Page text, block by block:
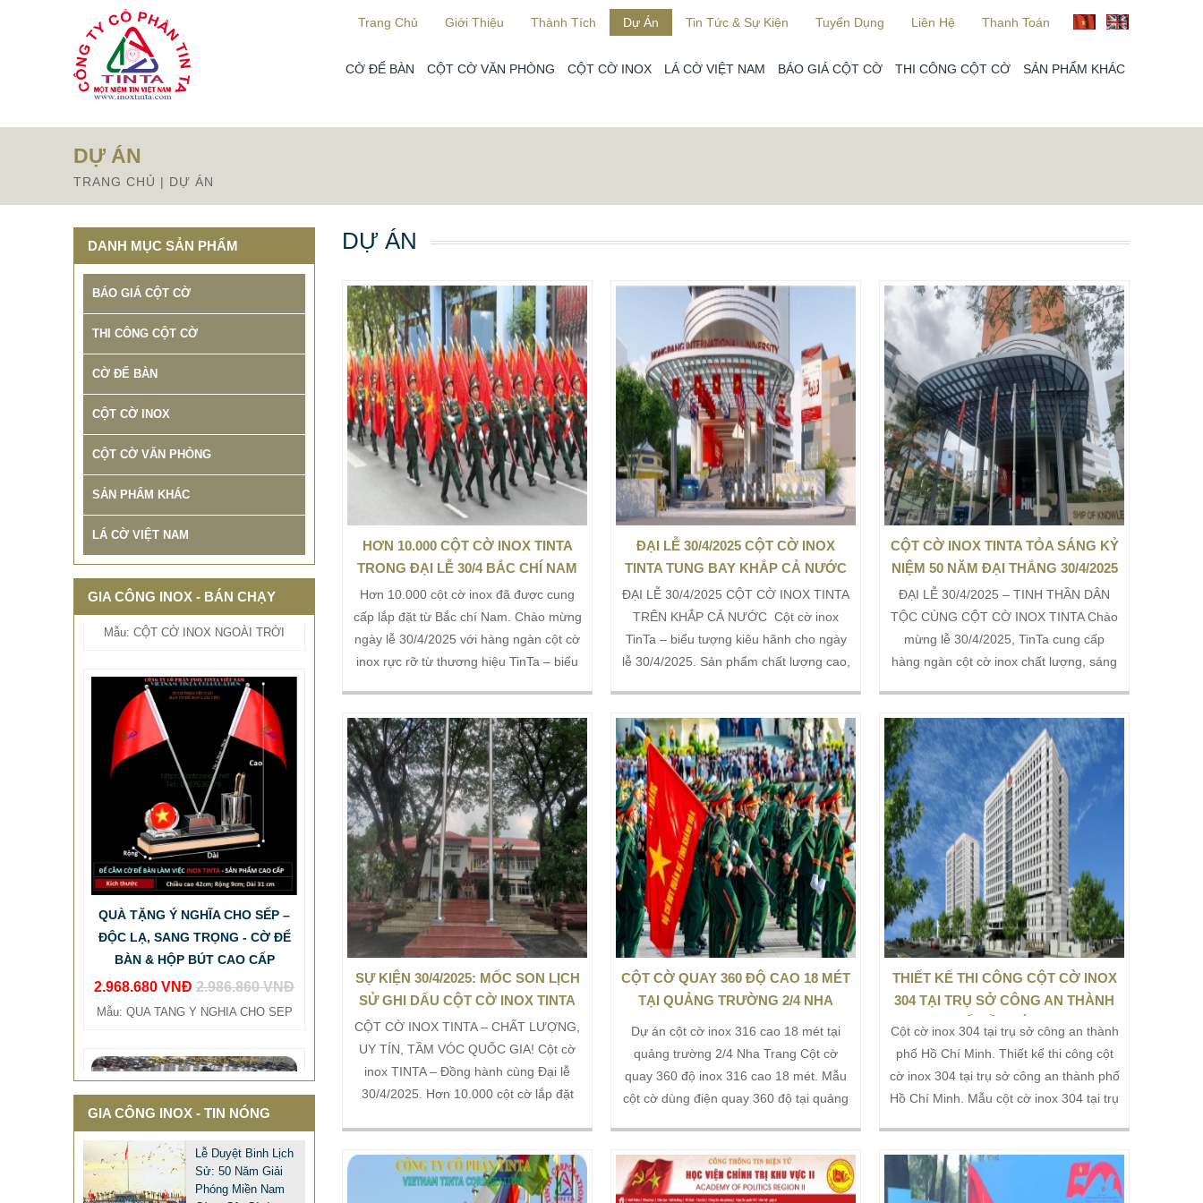
Trang Chủ Giới Thiệu Thành Tích Dự Án Tin Tức & Sự Kiện Tuyển Dụng Liên Hệ Thanh Toán
CỜ ĐỂ BÀN CỘT CỜ VĂN PHÒNG CỘT CỜ INOX LÁ CỜ VIỆT NAM BÁO GIÁ CỘT CỜ THI CÔNG CỘT CỜ SẢN PHẨM KHÁC
Từ mục này trở xuống là mã nguồn Zalo
DỰ ÁN
TRANG CHỦ | DỰ ÁN
DỰ ÁN
HƠN 10.000 CỘT CỜ INOX TINTA
TRONG ĐẠI LỄ 30/4 BẮC CHÍ NAM
Hơn 10.000 cột cờ inox đã được cung
cấp lắp đặt từ Bắc chí Nam. Chào mừng
ngày lễ 30/4/2025 với hàng ngàn cột cờ
inox rực rỡ từ thương hiệu TinTa – biểu
bỉ và sang trọng, cột cờ inox TinTa góp
phần tạo nên không gian lễ hội trang
nghiêm, linh thiêng tại khắp mọi miền.
Hơn 10.000 cột cờ inox đã được cung
cấp lắp đặt từ Bắc chí Nam trong dịp lễ
lớn, minh chứng cho uy tín và chất
lượng hàng đầu của xưởng sản xuất
TinTa – đối tác đáng tin cậy trong mỗi
dịp lễ trọng đại của đất nước.
ĐẠI LỄ 30/4/2025 CỘT CỜ INOX
TINTA TUNG BAY KHẮP CẢ NƯỚC
ĐẠI LỄ 30/4/2025 CỘT CỜ INOX TINTA
TRÊN KHẮP CẢ NƯỚC Cột cờ inox
TinTa – biểu tượng kiêu hãnh cho ngày
lễ 30/4/2025. Sản phẩm chất lượng cao,
nơi với giá tốt. Liên hệ ngay để có cột cờ
đẹp cho lễ hội!
CỘT CỜ INOX TINTA TỎA SÁNG KỶ
NIỆM 50 NĂM ĐẠI THẮNG 30/4/2025
ĐẠI LỄ 30/4/2025 – TINH THẦN DÂN
TỘC CÙNG CỘT CỜ INOX TINTA Chào
mừng lễ 30/4/2025, TinTa cung cấp
hàng ngàn cột cờ inox chất lượng, sáng
cầu, đảm bảo thời gian giao hàng nhanh
chóng. Liên hệ ngay để nhận báo giá ưu
đãi!
SỰ KIỆN 30/4/2025: MỐC SON LỊCH
SỬ GHI DẤU CỘT CỜ INOX TINTA
CỘT CỜ INOX TINTA – CHẤT LƯỢNG,
UY TÍN, TẦM VÓC QUỐC GIA! Cột cờ
inox TINTA – Đồng hành cùng Đại lễ
30/4/2025. Hơn 10.000 cột cờ lắp đặt
cùng Cột Cờ Inox TINTA đồng hành
cùng bạn với niềm tự hào dân tộc của
CỘT CỜ QUAY 360 ĐỘ CAO 18 MÉT
TẠI QUẢNG TRƯỜNG 2/4 NHA
Dự án cột cờ inox 316 cao 18 mét tại
quảng trường 2/4 Nha Trang Cột cờ
quay 360 độ inox 316 cao 18 mét. Mẫu
cột cờ dùng điện quay 360 độ tại quảng
tại quảng trường 2/4 Nha Trang do
INOX TINTA thiết kế và thi công trọn gói.
THIẾT KẾ THI CÔNG CỘT CỜ INOX
304 TẠI TRỤ SỞ CÔNG AN THÀNH
Cột cờ inox 304 tại trụ sở công an thành
phố Hồ Chí Minh. Thiết kế thi công cột
cờ inox 304 tại trụ sở công an thành phố
Hồ Chí Minh. Mẫu cột cờ inox 304 tại trụ
trọn gói. Ngày từ những ngày đầu xây
dựng trụ sở Công an Thành phố Hồ Chí
DANH MỤC SẢN PHẨM
BÁO GIÁ CỘT CỜ
THI CÔNG CỘT CỜ
CỜ ĐỂ BÀN
CỘT CỜ INOX
CỘT CỜ VĂN PHÒNG
SẢN PHẨM KHÁC
LÁ CỜ VIỆT NAM
GIA CÔNG INOX - BÁN CHẠY
THIẾT KẾ THI CÔNG CỘT CỜ
QUẢNG TRƯỜNG INOX BẢO
HÀNH 10 NĂM
678.999 VNĐ687.999 VNĐ
Mẫu: CỘT CỜ INOX NGOÀI TRỜI
QUÀ TẶNG Ý NGHĨA CHO SẾP –
BÀN & HỘP BÚT CAO CẤP
2.968.680 VNĐ 2.986.860 VNĐ
MẪU XE ĐẨY INOX ĐẸP GIÁ RẺ -
GIA CÔNG INOX - TIN NÓNG
Lễ Duyệt Binh Lịch
Sử: 50 Năm Giải
Phóng Miền Nam